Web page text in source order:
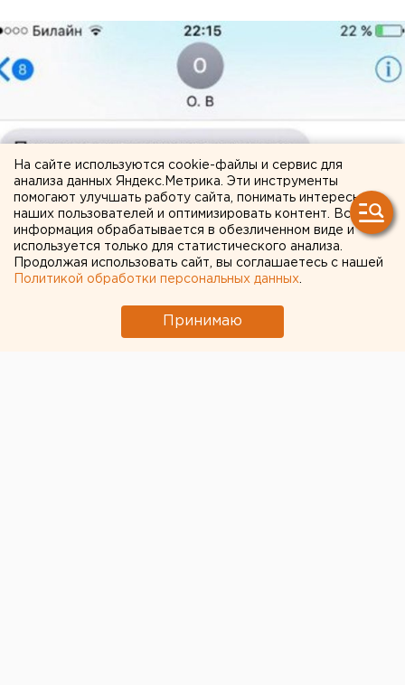
На сайте используются cookie-файлы и сервис для
анализа данных Яндекс.Метрика. Эти инструменты
помогают улучшать работу сайта, понимать интересы
наших пользователей и оптимизировать контент. Вся
информация обрабатывается в обезличенном виде и
используется только для статистического анализа.
Продолжая использовать сайт, вы соглашаетесь с нашей
Политикой обработки персональных данных
Принимаю